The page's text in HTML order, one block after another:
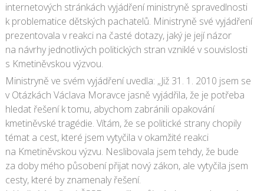
internetových stránkách vyjádření ministryně spravedlnosti
k problematice dětských pachatelů. Ministryně své vyjádření
prezentovala v reakci na časté dotazy, jaký je její názor
na návrhy jednotlivých politických stran vzniklé v souvislosti
s Kmetiněvskou výzvou.
Ministryně ve svém vyjádření uvedla: „Již 31. 1. 2010 jsem se
v Otázkách Václava Moravce jasně vyjádřila, že je potřeba
hledat řešení k tomu, abychom zabránili opakování
kmetiněvské tragédie. Vítám, že se politické strany chopily
témat a cest, které jsem vytyčila v okamžité reakci
na Kmetiněvskou výzvu. Neslibovala jsem tehdy, že bude
za doby mého působení přijat nový zákon, ale vytyčila jsem
cesty, které by znamenaly řešení.